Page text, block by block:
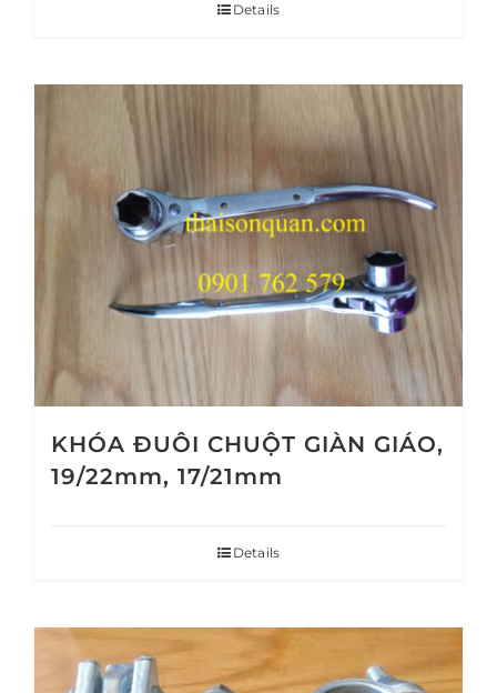
Details
KHÓA ĐUÔI CHUỘT GIÀN GIÁO,
19/22mm, 17/21mm
Details